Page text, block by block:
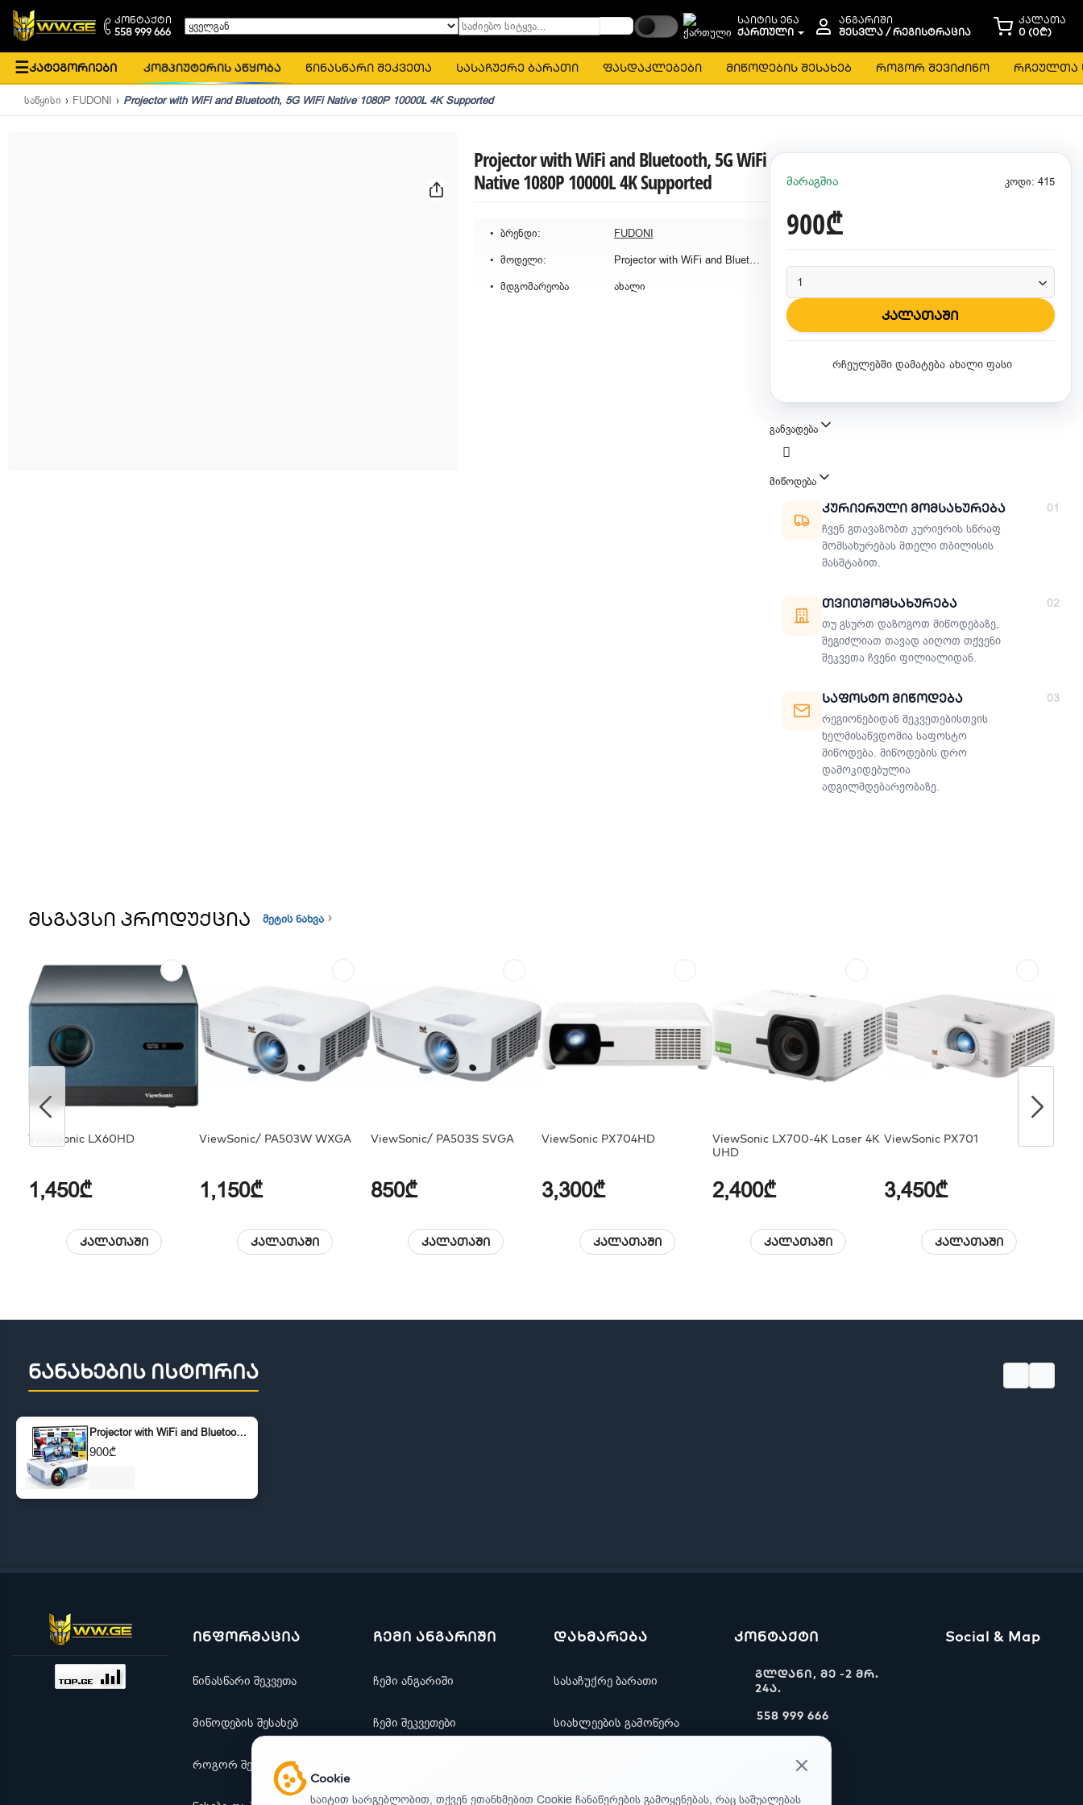
კონტაქტი
558 999 666
ყველგან საძიებო სიტყვა...
საიტის ენა
ᲥᲐᲠᲗᲣᲚᲘ
ანგარიში
ᲨᲔᲡᲕᲚᲐ / ᲠᲔᲒᲘᲡᲢᲠᲐᲪᲘᲐ
კალათა
0 (0₾)
☰კატეგორიები კომპიუტერის აწყობა წინასწარი შეკვეთა სასაჩუქრე ბარათი ფასდაკლებები მიწოდების შესახებ როგორ შევიძინო რჩეულთა
საწყისი FUDONI Projector with WiFi and Bluetooth, 5G WiFi Native 1080P 10000L 4K Supported
Projector with WiFi and Bluetooth, 5G WiFi
Native 1080P 10000L 4K Supported
ბრენდი:
FUDONI
მოდელი:
Projector with WiFi and Bluetooth, 5G 1080P 10000L 4K
მდგომარეობა
ახალი
მარაგშია კოდი: 415
900₾
კალათაში
რჩეულებში დამატება ახალი ფასი
განვადება
მიწოდება
მიწოდების მეთოდები
01
Კურიერული Მომსახურება
ჩვენ გთავაზობთ კურიერის სწრაფ
მომსახურებას მთელი თბილისის
მასშტაბით.
02
Თვითმომსახურება
თუ გსურთ დაზოგოთ მიწოდებაზე,
შეგიძლიათ თავად აიღოთ თქვენი
შეკვეთა ჩვენი ფილიალიდან.
03
Საფოსტო Მიწოდება
რეგიონებიდან შეკვეთებისთვის
ხელმისაწვდომია საფოსტო
მიწოდება. მიწოდების დრო
დამოკიდებულია
ადგილმდებარეობაზე.
ᲛᲡᲒᲐᲕᲡᲘ ᲞᲠᲝᲓᲣᲥᲪᲘᲐ მეტის ნახვა
ViewSonic LX60HD
1,450₾
კალათაში
ViewSonic/ PA503W WXGA
1,150₾
კალათაში
ViewSonic/ PA503S SVGA
850₾
კალათაში
ViewSonic PX704HD
3,300₾
კალათაში
ViewSonic LX700-4K Laser 4K
UHD
2,400₾
კალათაში
ViewSonic PX701
3,450₾
კალათაში
ნანახების ისტორია
Projector with WiFi and Bluetooth, 5G WiFi Native 1080P 10000L 4K Supported
900₾
ინფორმაცია
წინასწარი შეკვეთა
მიწოდების შესახებ
როგორ შევიძინო
ჩემი ანგარიში
ჩემი ანგარიში
ჩემი შეკვეთები
დახმარება
სასაჩუქრე ბარათი
სიახლეების გამოწერა
კონტაქტი
გლდანი, მე -2 მრ.
24ა.
558 999 666
info@ww.ge
Social & Map
Cookie
საიტით სარგებლობით, თქვენ ეთანხმებით Cookie ჩანაწერების გამოყენებას, რაც საშუალებას